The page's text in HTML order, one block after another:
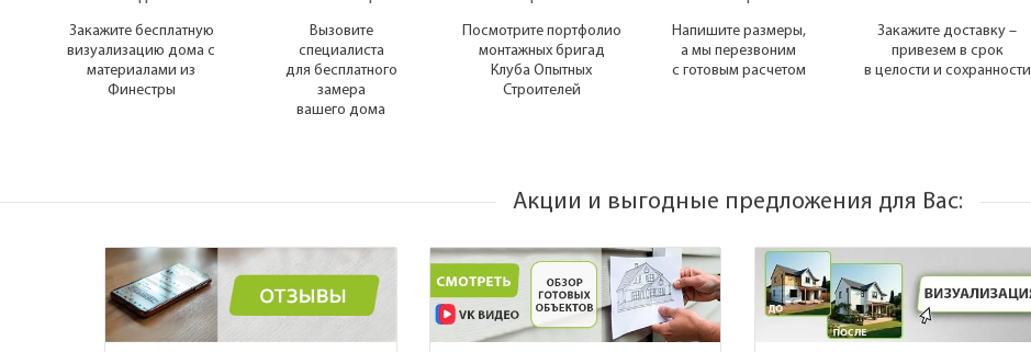
Подкровельная
вентиляция
OSB плиты
Закажите бесплатную
визуализацию дома с
материалами из
Финестры
Вызовите
специалиста
для бесплатного
замера
вашего дома
Посмотрите портфолио
монтажных бригад
Клуба Опытных
Строителей
Напишите размеры,
а мы перезвоним
с готовым расчетом
Закажите доставку –
привезем в срок
в целости и сохранности
Акции и выгодные предложения для Вас: